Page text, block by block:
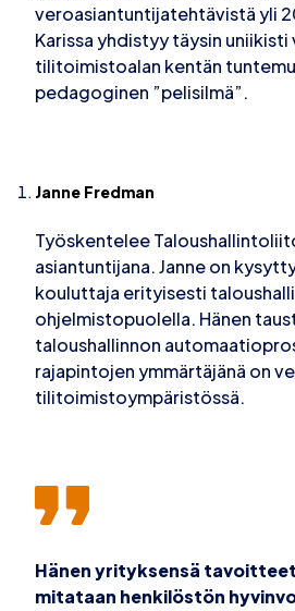
veroasiantuntijatehtävistä yli
Karissa yhdistyy täysin uniikisti
tilitoimistoalan kentän
pedagoginen ”pelisilmä”.
Janne Fredman
Työskentelee
asiantuntijana. Janne on
kouluttaja erityisesti
ohjelmistopuolella. Hänen
taloushallinnon
rajapintojen ymmärtäjänä on
tilitoimistoympäristössä.
Hänen yrityksensä
mitataan henkilöstön